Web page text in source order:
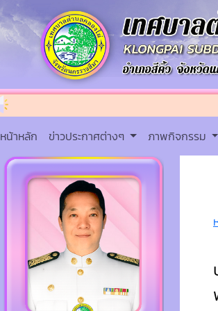
หน้าหลัก ข่าวประกาศต่างๆ ภาพกิจกรรม